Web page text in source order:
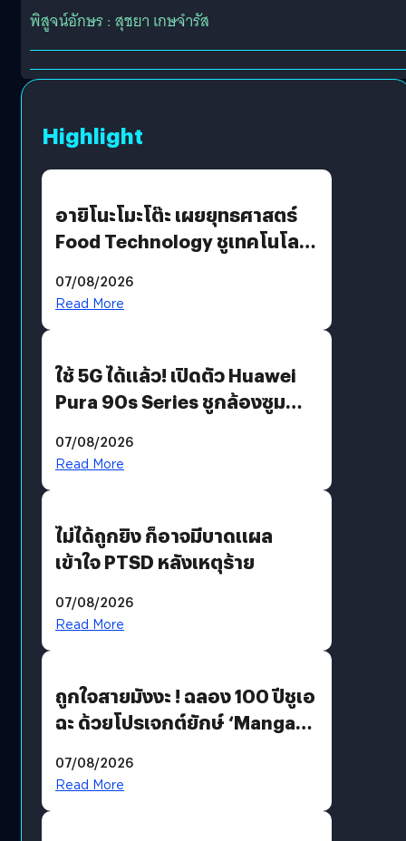
พิสูจน์อักษร : สุชยา เกษจำรัส
Highlight
อายิโนะโมะโต๊ะ เผยยุทธศาสตร์
Food Technology ชูเทคโนโลยี
บริโภคและ B2B
07/08/2026
Read More
ใช้ 5G ได้แล้ว! เปิดตัว Huawei
Pura 90s Series ชูกล้องซูม
07/08/2026
Read More
ไม่ได้ถูกยิง ก็อาจมีบาดแผล
เข้าใจ PTSD หลังเหตุร้าย
07/08/2026
Read More
ถูกใจสายมังงะ ! ฉลอง 100 ปีชูเอ
ฉะ ด้วยโปรเจกต์ยักษ์ ‘Manga
มีภาษาไทยด้วย
07/08/2026
Read More